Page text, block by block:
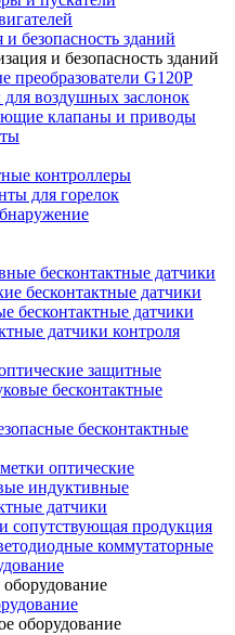
безопасность зданий
и безопасность зданий
преобразователи G120P
воздушных заслонок
клапаны и приводы
контроллеры
для горелок
бесконтактные датчики
бесконтактные датчики
бесконтактные датчики
датчики контроля
защитные
бесконтактные
бесконтактные
оптические
индуктивные
датчики
сопутствующая продукция
коммутаторные
оборудование